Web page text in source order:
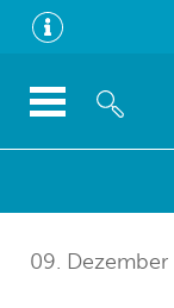
09. Dezember